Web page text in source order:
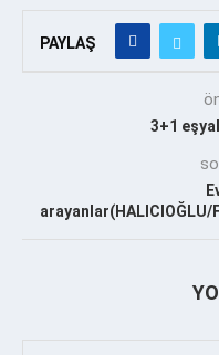
PAYLAŞ
3+1
arayanlar(HALICIOĞLU/